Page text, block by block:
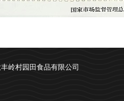
岭村园田食品有限公司